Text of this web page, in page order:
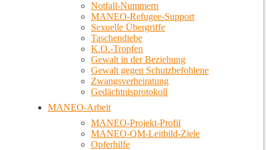
Notfall-Nummern
MANEO-Refugee-Support
Sexuelle Übergriffe
Taschendiebe
K.O.-Tropfen
Gewalt in der Beziehung
Gewalt gegen Schutzbefohlene
Zwangsverheiratung
Gedächtnisprotokoll
MANEO-Arbeit
MANEO-Projekt-Profil
MANEO-QM-Leitbild-Ziele
Opferhilfe